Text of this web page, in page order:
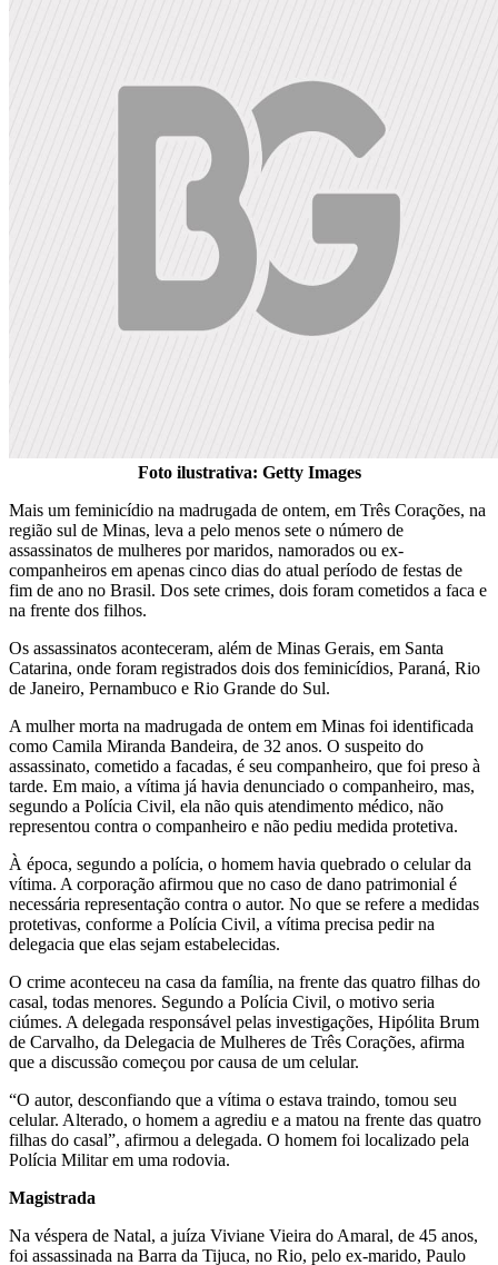
Foto ilustrativa: Getty Images
Mais um feminicídio na madrugada de ontem, em Três Corações, na
região sul de Minas, leva a pelo menos sete o número de
assassinatos de mulheres por maridos, namorados ou ex-
companheiros em apenas cinco dias do atual período de festas de
fim de ano no Brasil. Dos sete crimes, dois foram cometidos a faca e
na frente dos filhos.
Os assassinatos aconteceram, além de Minas Gerais, em Santa
Catarina, onde foram registrados dois dos feminicídios, Paraná, Rio
de Janeiro, Pernambuco e Rio Grande do Sul.
A mulher morta na madrugada de ontem em Minas foi identificada
como Camila Miranda Bandeira, de 32 anos. O suspeito do
assassinato, cometido a facadas, é seu companheiro, que foi preso à
tarde. Em maio, a vítima já havia denunciado o companheiro, mas,
segundo a Polícia Civil, ela não quis atendimento médico, não
representou contra o companheiro e não pediu medida protetiva.
À época, segundo a polícia, o homem havia quebrado o celular da
vítima. A corporação afirmou que no caso de dano patrimonial é
necessária representação contra o autor. No que se refere a medidas
protetivas, conforme a Polícia Civil, a vítima precisa pedir na
delegacia que elas sejam estabelecidas.
O crime aconteceu na casa da família, na frente das quatro filhas do
casal, todas menores. Segundo a Polícia Civil, o motivo seria
ciúmes. A delegada responsável pelas investigações, Hipólita Brum
de Carvalho, da Delegacia de Mulheres de Três Corações, afirma
que a discussão começou por causa de um celular.
“O autor, desconfiando que a vítima o estava traindo, tomou seu
celular. Alterado, o homem a agrediu e a matou na frente das quatro
filhas do casal”, afirmou a delegada. O homem foi localizado pela
Polícia Militar em uma rodovia.
Magistrada
Na véspera de Natal, a juíza Viviane Vieira do Amaral, de 45 anos,
foi assassinada na Barra da Tijuca, no Rio, pelo ex-marido, Paulo